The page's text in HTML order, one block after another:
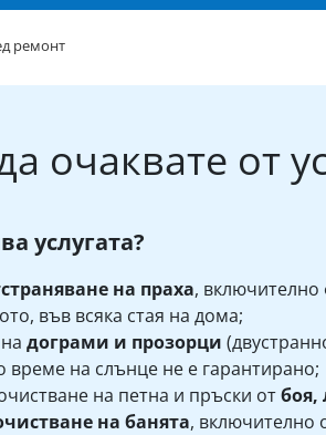
ремонт
очаквате от
услугата?
на праха, включително
във всяка стая на дома;
дограми и прозорци
време на слънце не е гарантирано;
на петна и пръски отбоя,
на банята, включително